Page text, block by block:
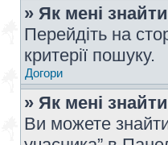
» Як мені
Перейдіть на
критерії пошуку.
Догори
» Як мені
Ви можете